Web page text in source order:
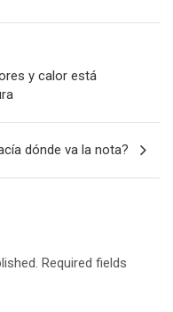
y calor está
dónde va la nota?
Required fields